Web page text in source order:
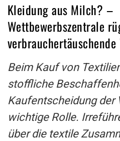
Kleidung aus Milch? –
Wettbewerbszentrale
verbrauchertäuschende
Beim Kauf von
stoffliche
Kaufentscheidung der
wichtige Rolle.
über die textile